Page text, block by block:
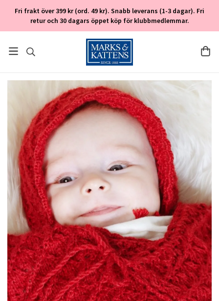
Fri frakt över 399 kr (ord. 49 kr). Snabb leverans (1-3 dagar). Fri
retur och 30 dagars öppet köp för klubbmedlemmar.